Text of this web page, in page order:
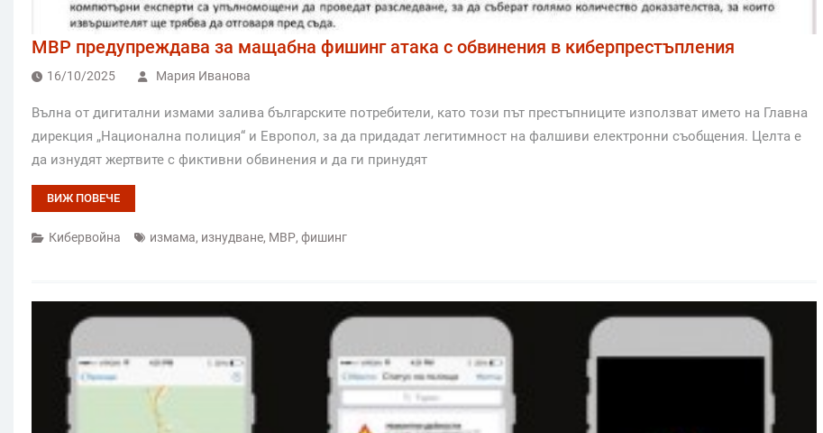
МВР предупреждава за мащабна фишинг атака с обвинения в киберпрестъпления
16/10/2025 Мария Иванова
Вълна от дигитални измами залива българските потребители, като този път престъпниците използват името на Главна
дирекция „Национална полиция“ и Европол, за да придадат легитимност на фалшиви електронни съобщения. Целта е
да изнудят жертвите с фиктивни обвинения и да ги принудят
ВИЖ ПОВЕЧЕ
Кибервойна измама, изнудване, МВР, фишинг